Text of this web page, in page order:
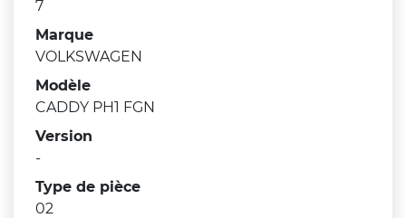
7
Marque
VOLKSWAGEN
Modèle
CADDY PH1 FGN
Version
-
Type de pièce
02